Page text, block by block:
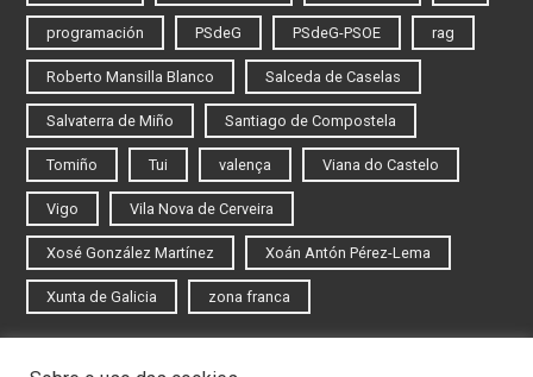
programación PSdeG PSdeG-PSOE rag
Roberto Mansilla Blanco Salceda de Caselas
Salvaterra de Miño Santiago de Compostela
Tomiño Tui valença Viana do Castelo
Vigo Vila Nova de Cerveira
Xosé González Martínez Xoán Antón Pérez-Lema
Xunta de Galicia zona franca